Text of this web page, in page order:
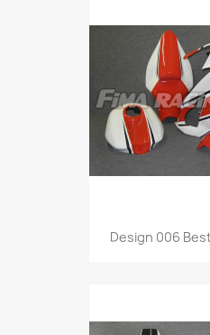
Design 006